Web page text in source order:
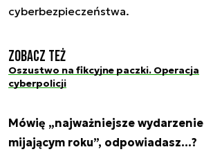
cyberbezpieczeństwa.
Zobacz też
Oszustwo na fikcyjne paczki. Operacja
cyberpolicji
Mówię „najważniejsze
mijającym roku”, odpowiadasz…?